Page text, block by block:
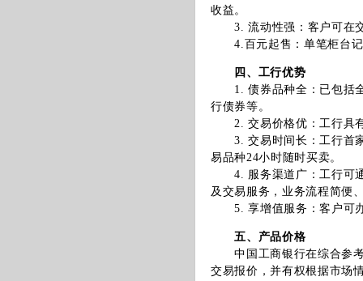
收益。
3. 流动性强：客户可在交
4.百元起售：单笔柜台记
四、工行优势
1. 债券品种全：已包括全
行债券等。
2. 交易价格优：工行具有
3. 交易时间长：工行首家
易品种24小时随时买卖。
4. 服务渠道广：工行可通
及交易服务，业务流程简便
5. 享增值服务：客户可办
五、产品价格
中国工商银行在综合参考
交易报价，并有权根据市场